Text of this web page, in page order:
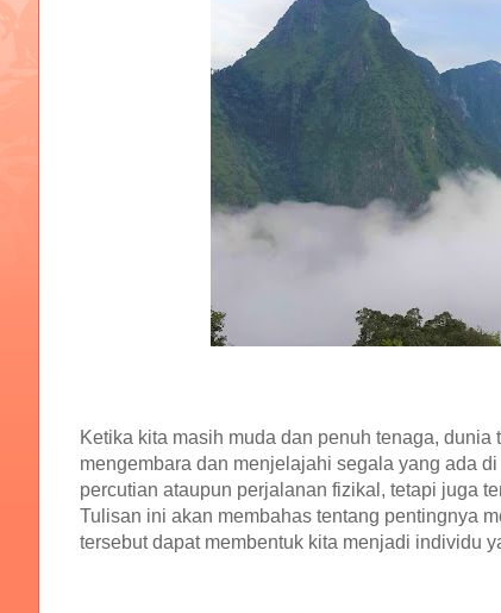
Ketika kita masih muda dan penuh tenaga,
mengembara dan menjelajahi segala yang ada
percutian ataupun perjalanan fizikal, tetapi juga
Tulisan ini akan membahas tentang pentingnya
tersebut dapat membentuk kita menjadi individu